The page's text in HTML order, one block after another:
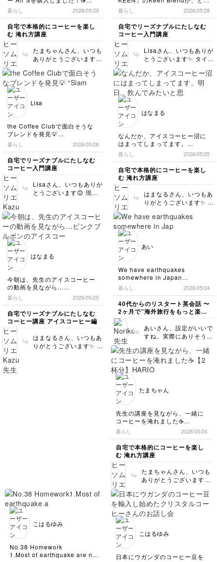
来するらしいです。面白
興味深いですね。ミャク
ミャクが人気になった大
阪万博でカラフルなガン
た。あれからそれほど時
間が経っていないのに、
いつの間に白くなってし
まったんでしょう？それ
ともまったく別のガンダ
ムかしら？ 会話につい
で外国人観光客に遭遇し
た時そのまま使えます
can’t miss it./He
already is.などの表現も
自然で、theとa/theも上
手く使い分けられていら
っしゃいますね👏☺️
例文のJust go straight along
this path.の最後をcoastにする
だけでもよかったのでしょう
か？
HPの写真をそのまま載せるのも
どうかなと雑ですが海の中の鳥
居を描いてみました。
でした。1点だけーご質
問のあたりですが、文法
的にいうとgoは自動詞な
ので直後に目的語(名詞)
は来られません。go
abroad(海外へ行く)、
go fast, go slowlyなど
は全て後ろに副詞が来て
いるケースです。という
理屈でいくと、roadは名
詞なので相性が悪いとい
うことになり、こういう
ます。つまり、Just
take the coastal road.
などとなります。これで
回答になっていますか？
もし更に質問があるとい
う場合は、遠慮なく聞い
てくださいね。 最近広
人が、 奈良公園のシカ
に比べて宮島のシカはお
すが、真相はいかに？🦌
🦌
📌購入のきっかけ
講座で、「ウェーブ」と「円す
い」両方のフィルターが使える
と知ったことです。
📌サイズ選びの決め手
以前のライブ配信での「ドリッ
パーは大は小を兼ねない」とい
う検証を参考に、普段1〜2杯淹
れる自分に合わせてSサイズを
選びました。
ライブ配信では、いつもリクエ
ストに応えて抽出や検証をして
くださり、とても勉強になって
います。感謝の気持ちでいっぱ
いです😊
これからどの豆で淹れようか考
えるだけでワクワクします✨
まずは浅煎りの豆から試して楽
しみたいと思います☕
暮らし 2026/05/29
自宅で本格的にコーヒーを楽し
む 淹れ方講座
たまちゃんさん、いつも
ありがとうございます✨
は、以前から支持されて
いるドリッパーであり、
らにハードルが下がった
印象です。ペーパーフィ
ができるので、抽出の幅
も広がりますよね。注ぎ
方次第で味わいも変わり
やすいドリッパーだと思
うので、自分なりのベス
トなレシピを見つけてい
くのもありかなと思いま
す☕それこそ、ピンクブ
ルボンは相性良いのかな
と予想しています☕✨ 引
ます😊✨
でもなく好み☕️✨
北タイのチェンライ・Ban
Khun Lao（バーンクンラオ）
と、メーホンソーン・Huai
Nam Dang（フアイナムダン）
の豆を使ったライトロースト
で、テイストノートはレーズ
ン、クランベリー、プルーン、
ワイルドハニー。
シドニーのSingle Oで飲んだイ
ルガチェフェ系の、“熟した果実
感たっぷり”のコーヒーを思い出
す方向性でめちゃくちゃ好（ハ
オ）！
しかもプロセスが「Natural +
DRY336」と書いてあって、普
通のナチュラルよりも発酵感や
ドライフルーツ感をしっかり引
き出してる印象（？）
ベリーっぽい華やかさがあるの
に、重たさはなくて、蜂蜜みた
いな甘さだけがふわっと残る感
じが最高🥹
北タイスペシャルティ☕️
お持ち帰り決定です。
暮らし 2026/05/28
自宅でリーズナブルにたしなむ
コーヒー入門講座
Lisaさん、いつもありが
とうございます✨ タイ産
レーバーが出ているので
すね！「アカアマコーヒ
ー」は日本でも有名です
すね！公式インスタグラ
囲気です✨ぜひぜひ飲み
比べをしていただきたい
と思います☕️ 引き続きよ
ろしくお願いします😊
Lisa
the Coffee Clubで面白そうな
ブレンドを発見💡
“Siam Blend”
Chiang Rai の Doi Mae
Salong / Doi Chang 周辺の
Thai Arabica使用。ざっくり言
うと、「オーストラリア系カフ
ェチェーンが、タイ産豆で“タイ
人好みの濃厚さ”を作ったブレン
ド」って感じで、中深煎り〜深
煎り寄り
* 甘さ
* ナッツ感
* チョコ感
* 重めボディ
に振っているお味。
Kazu先生が好きそうな味かも
ー！とか思いながら、日本にお
持ち帰りしようと思います。
暮らし 2026/05/28
自宅でリーズナブルにたしなむ
コーヒー入門講座
Lisaさん、いつもありが
とうございます😊 現地
ーストラリアに住んでい
る方の音声配信に出演し
たとこなので、詳細聞い
てみます！ 確かに私の
き続きよろしくお願いし
はなまる
なんだか、アイスコーヒー沼に
はまってしまってます。
明日、飲んでみたいと思いま
す。
暮らし 2026/05/25
自宅で本格的にコーヒーを楽し
む 淹れ方講座
はまなるさん、いつもあ
りがとうございます✨ ほ
に加え、スタバさんのア
イスコーヒーブレンド
ーブレンドはシトラス感
あったのですが、今年は
ツよりなのでまた感想を
お聞きしたいですね☕️✨
フラペチーノも豪華です
ね！エクストラホイップ
に見えますが。27日から
バナナとアフォガードの
フラペチーノが登場する
のでコーヒー好きなみな
さんはお試しいただきた
いです✨27日からは毎年
登場するエチオピアとケ
ニアのカティカティブレ
ンドが登場するのでそち
らもお好みかなと思いま
願いします😊✨
はなまる
今朝は、先生のアイスコーヒー
の動画を見ながら…
ピンクブルボンのアイスコーヒ
ーに、私の好きなレモンを加え
て、少し炭酸も足して味わって
みました。
爽やかで、思わずもう一杯飲み
たくなるような一杯でした
暮らし 2026/05/25
自宅でリーズナブルにたしなむ
コーヒー講座 アイスコーヒー編
はまなるさん、いつもあ
りがとうございます✨ お
あい
We have earthquakes
somewhere in Japan
everyday. But most of them
are as small as you don’t
realize.
Remember to stay in a
bathroom if it happens when
you are in your hotel room.
Small rooms like bathrooms
usually withstand shakes as
their wall studs are close to
each other.
You may not be able to use
your smart phone at the time
of disaster so prepare your
hotel name, address and
phone number offline.
Don’t worry too much. If
something happens, I’m here
for you.
外国から友達が来日した設定で
す
調べながら英作したのですが
文章が硬いですか？
もっとカジュアルな表現があれ
ば
教えてほしいです
それから質問です
例えば、自分たちは北海道にい
て
We had an earthquake in
Okinawa.
ということはできますか？
感じることはない遠い場所なの
に
weを使うという意味で
暮らし 2026/05/24
40代からのリスタート英会話 〜
2ヶ月で”海外旅行をもっと楽し
める私"になる〜
あいさん、設定がいいで
すね。実際にありそうな
ましくないですが(！)万
一地震が起きた時にその
まま使えそうです。 3つ
は、…most of the are
don’t/can’t realize. の
ような表現をおすすめし
ます。思考の跡はなぞれ
るのですが、ちょっと複
雑な言い方になってしま
います。 (2)細かいです
が、次の文のa
bathroomはホテルのお
部屋のトイレということ
で一つに決まってしまう
ので、the bathroomが
いいと思います。冠詞に
ついては分かりにくいで
すが、忍耐強く付き合っ
(3)prepare your hotel
room…という言い方が
たまちゃん
先生の講座を見ながら、一緒に
コーヒーを淹れました☕
【2杯分】
HARIO V60 NEOドリッパー
豆18g／湯量300ml
今までブレンドに入っているコ
ロンビアは飲んだことがありま
したが、今回は初めてのコロン
ビアのシングルオリジン。
白ぶどうのようなやさしい果実
感に、ほんのり感じる苦味が全
体を引き締め、心地よい味わ
い。
紅茶のような華やかさだけでな
く、落ち着いた飲みやすさも感
じる一杯でした☕
暮らし 2026/05/24
自宅で本格的にコーヒーを楽し
む 淹れ方講座
たまちゃんさん、いつも
ありがとうございます✨
ンテーションではなさそ
うなので、ピンクブルボ
ン本来の味わいを楽しめ
しさもあると感じる方も
感はいかがでしたでしょ
こはるゆみ
No.38 Homework
1.Most of earthquake are not
こはるゆみ
日本にウガンダのコーヒー豆を